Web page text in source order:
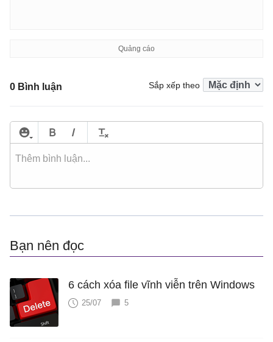
0 Bình luận Sắp xếp theo
Bạn nên đọc
6 cách xóa file vĩnh viễn trên Windows
25/07 5